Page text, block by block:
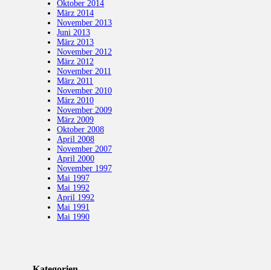
Oktober 2014
März 2014
November 2013
Juni 2013
März 2013
November 2012
März 2012
November 2011
März 2011
November 2010
März 2010
November 2009
März 2009
Oktober 2008
April 2008
November 2007
April 2000
November 1997
Mai 1997
Mai 1992
April 1992
Mai 1991
Mai 1990